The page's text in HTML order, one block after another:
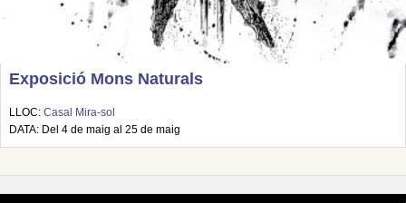
Exposició Mons Naturals
LLOC: Casal Mira-sol
DATA: Del 4 de maig al 25 de maig